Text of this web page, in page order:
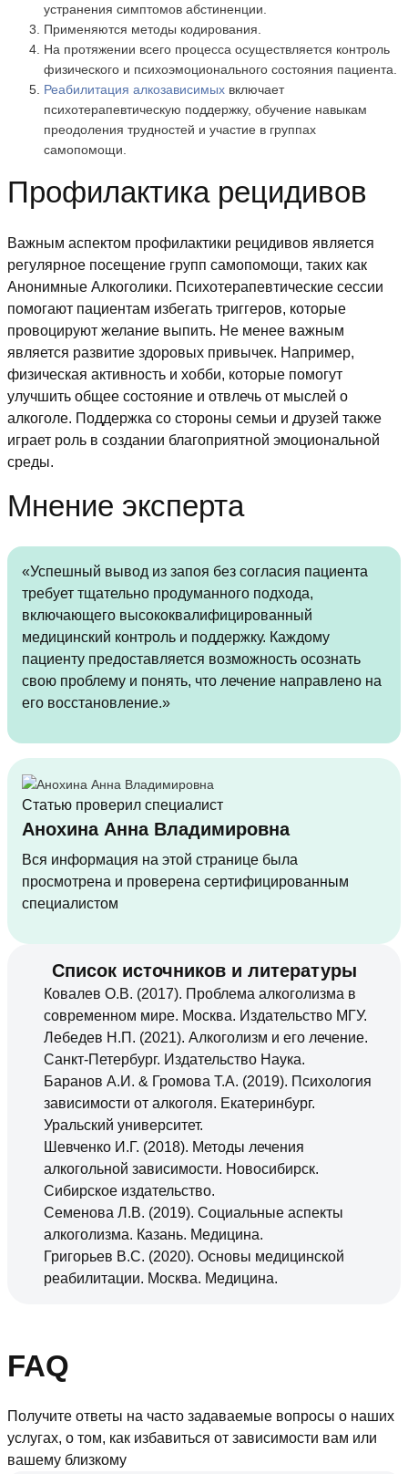
устранения симптомов абстиненции.
Применяются методы кодирования.
На протяжении всего процесса осуществляется контроль
физического и психоэмоционального состояния пациента.
Реабилитация алкозависимых включает
психотерапевтическую поддержку, обучение навыкам
преодоления трудностей и участие в группах
самопомощи.
Профилактика рецидивов
Важным аспектом профилактики рецидивов является
регулярное посещение групп самопомощи, таких как
Анонимные Алкоголики. Психотерапевтические сессии
помогают пациентам избегать триггеров, которые
провоцируют желание выпить. Не менее важным
является развитие здоровых привычек. Например,
физическая активность и хобби, которые помогут
улучшить общее состояние и отвлечь от мыслей о
алкоголе. Поддержка со стороны семьи и друзей также
играет роль в создании благоприятной эмоциональной
среды.
Мнение эксперта
«Успешный вывод из запоя без согласия пациента
требует тщательно продуманного подхода,
включающего высококвалифицированный
медицинский контроль и поддержку. Каждому
пациенту предоставляется возможность осознать
свою проблему и понять, что лечение направлено на
его восстановление.»
Статью проверил специалист
Анохина Анна Владимировна
Вся информация на этой странице была
просмотрена и проверена сертифицированным
специалистом
Список источников и литературы
Ковалев О.В. (2017). Проблема алкоголизма в
современном мире. Москва. Издательство МГУ.
Лебедев Н.П. (2021). Алкоголизм и его лечение.
Санкт-Петербург. Издательство Наука.
Баранов А.И. & Громова Т.А. (2019). Психология
зависимости от алкоголя. Екатеринбург.
Уральский университет.
Шевченко И.Г. (2018). Методы лечения
алкогольной зависимости. Новосибирск.
Сибирское издательство.
Семенова Л.В. (2019). Социальные аспекты
алкоголизма. Казань. Медицина.
Григорьев В.С. (2020). Основы медицинской
реабилитации. Москва. Медицина.
FAQ
Получите ответы на часто задаваемые вопросы о наших
услугах, о том, как избавиться от зависимости вам или
вашему близкому